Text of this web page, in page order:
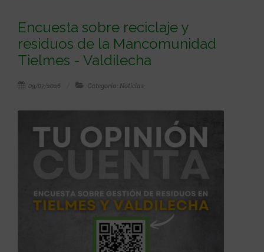
Encuesta sobre reciclaje y
residuos de la Mancomunidad
Tielmes - Valdilecha
09/07/2026 Categoría: Noticias